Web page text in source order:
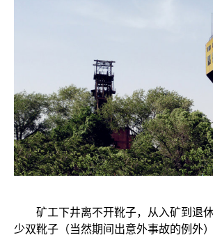
矿工下井离不开靴子，从入矿到退休
少双靴子（当然期间出意外事故的例外）